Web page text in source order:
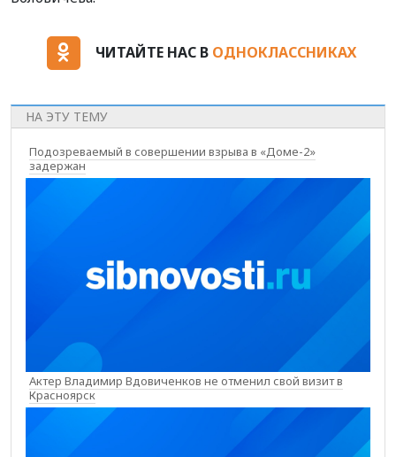
ЧИТАЙТЕ НАС В ОДНОКЛАССНИКАХ
НА ЭТУ ТЕМУ
Подозреваемый в совершении взрыва в «Доме-2»
задержан
Актер Владимир Вдовиченков не отменил свой визит в
Красноярск